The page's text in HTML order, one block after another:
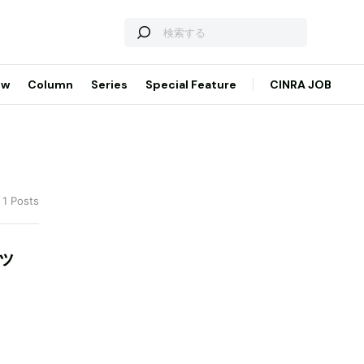
Column Series Special Feature CINRA JOB
Posts